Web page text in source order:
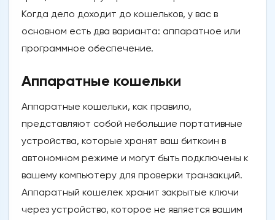
Когда дело доходит до кошельков, у вас в
основном есть два варианта: аппаратное или
программное обеспечение.
Аппаратные кошельки
Аппаратные кошельки, как правило,
представляют собой небольшие портативные
устройства, которые хранят ваш биткоин в
автономном режиме и могут быть подключены к
вашему компьютеру для проверки транзакций.
Аппаратный кошелек хранит закрытые ключи
через устройство, которое не является вашим